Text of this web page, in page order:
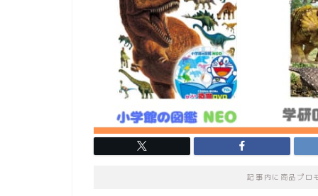
記事内に商品プロ